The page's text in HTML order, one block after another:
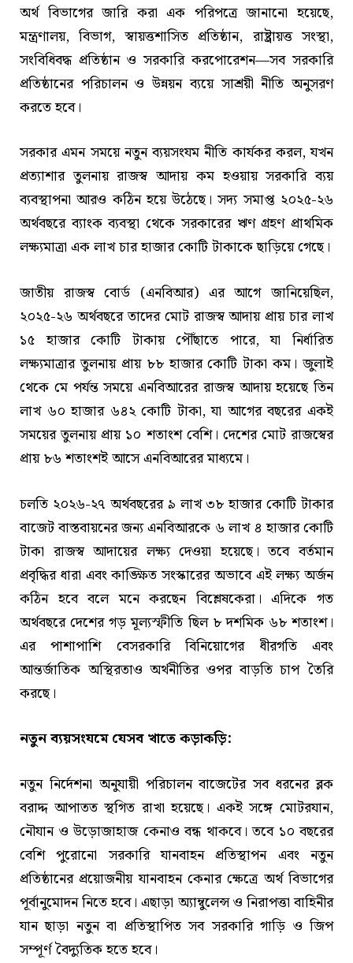
অর্থ বিভাগের জারি করা এক পরিপত্রে জানানো হয়েছে,
মন্ত্রণালয়, বিভাগ, স্বায়ত্তশাসিত প্রতিষ্ঠান, রাষ্ট্রায়ত্ত সংস্থা,
সংবিধিবদ্ধ প্রতিষ্ঠান ও সরকারি করপোরেশন—সব সরকারি
প্রতিষ্ঠানের পরিচালন ও উন্নয়ন ব্যয়ে সাশ্রয়ী নীতি অনুসরণ
করতে হবে।
সরকার এমন সময়ে নতুন ব্যয়সংযম নীতি কার্যকর করল, যখন
প্রত্যাশার তুলনায় রাজস্ব আদায় কম হওয়ায় সরকারি ব্যয়
ব্যবস্থাপনা আরও কঠিন হয়ে উঠেছে। সদ্য সমাপ্ত ২০২৫-২৬
অর্থবছরে ব্যাংক ব্যবস্থা থেকে সরকারের ঋণ গ্রহণ প্রাথমিক
লক্ষ্যমাত্রা এক লাখ চার হাজার কোটি টাকাকে ছাড়িয়ে গেছে।
জাতীয় রাজস্ব বোর্ড (এনবিআর) এর আগে জানিয়েছিল,
২০২৫-২৬ অর্থবছরে তাদের মোট রাজস্ব আদায় প্রায় চার লাখ
১৫ হাজার কোটি টাকায় পৌঁছাতে পারে, যা নির্ধারিত
লক্ষ্যমাত্রার তুলনায় প্রায় ৮৮ হাজার কোটি টাকা কম। জুলাই
থেকে মে পর্যন্ত সময়ে এনবিআরের রাজস্ব আদায় হয়েছে তিন
লাখ ৬০ হাজার ৬৪২ কোটি টাকা, যা আগের বছরের একই
সময়ের তুলনায় প্রায় ১০ শতাংশ বেশি। দেশের মোট রাজস্বের
প্রায় ৮৬ শতাংশই আসে এনবিআরের মাধ্যমে।
চলতি ২০২৬-২৭ অর্থবছরের ৯ লাখ ৩৮ হাজার কোটি টাকার
বাজেট বাস্তবায়নের জন্য এনবিআরকে ৬ লাখ ৪ হাজার কোটি
টাকা রাজস্ব আদায়ের লক্ষ্য দেওয়া হয়েছে। তবে বর্তমান
প্রবৃদ্ধির ধারা এবং কাঙ্ক্ষিত সংস্কারের অভাবে এই লক্ষ্য অর্জন
কঠিন হবে বলে মনে করছেন বিশ্লেষকেরা। এদিকে গত
অর্থবছরে দেশের গড় মূল্যস্ফীতি ছিল ৮ দশমিক ৬৮ শতাংশ।
এর পাশাপাশি বেসরকারি বিনিয়োগের ধীরগতি এবং
আন্তর্জাতিক অস্থিরতাও অর্থনীতির ওপর বাড়তি চাপ তৈরি
করছে।
নতুন ব্যয়সংযমে যেসব খাতে কড়াকড়ি:
নতুন নির্দেশনা অনুযায়ী পরিচালন বাজেটের সব ধরনের ব্লক
বরাদ্দ আপাতত স্থগিত রাখা হয়েছে। একই সঙ্গে মোটরযান,
নৌযান ও উড়োজাহাজ কেনাও বন্ধ থাকবে। তবে ১০ বছরের
বেশি পুরোনো সরকারি যানবাহন প্রতিস্থাপন এবং নতুন
প্রতিষ্ঠানের প্রয়োজনীয় যানবাহন কেনার ক্ষেত্রে অর্থ বিভাগের
পূর্বানুমোদন নিতে হবে। এছাড়া অ্যাম্বুলেন্স ও নিরাপত্তা বাহিনীর
যান ছাড়া নতুন বা প্রতিস্থাপিত সব সরকারি গাড়ি ও জিপ
সম্পূর্ণ বৈদ্যুতিক হতে হবে।